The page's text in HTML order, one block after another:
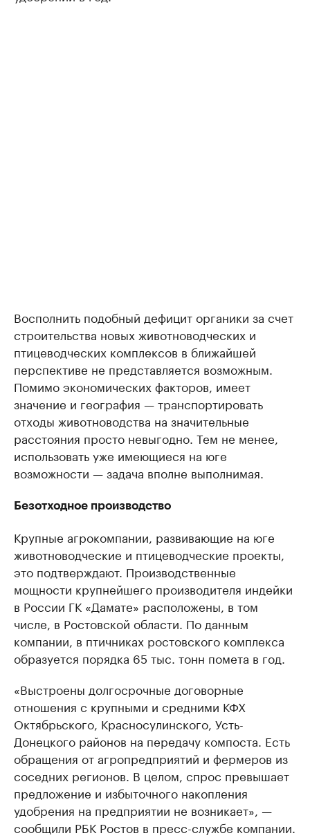
Восполнить подобный дефицит органики за счет
строительства новых животноводческих и
птицеводческих комплексов в ближайшей
перспективе не представляется возможным.
Помимо экономических факторов, имеет
значение и география — транспортировать
отходы животноводства на значительные
расстояния просто невыгодно. Тем не менее,
использовать уже имеющиеся на юге
возможности — задача вполне выполнимая.
Безотходное производство
Крупные агрокомпании, развивающие на юге
животноводческие и птицеводческие проекты,
это подтверждают. Производственные
мощности крупнейшего производителя индейки
в России ГК «Дамате» расположены, в том
числе, в Ростовской области. По данным
компании, в птичниках ростовского комплекса
образуется порядка 65 тыс. тонн помета в год.
«Выстроены долгосрочные договорные
отношения с крупными и средними КФХ
Октябрьского, Красносулинского, Усть-
Донецкого районов на передачу компоста. Есть
обращения от агропредприятий и фермеров из
соседних регионов. В целом, спрос превышает
предложение и избыточного накопления
удобрения на предприятии не возникает», —
сообщили РБК Ростов в пресс-службе компании.